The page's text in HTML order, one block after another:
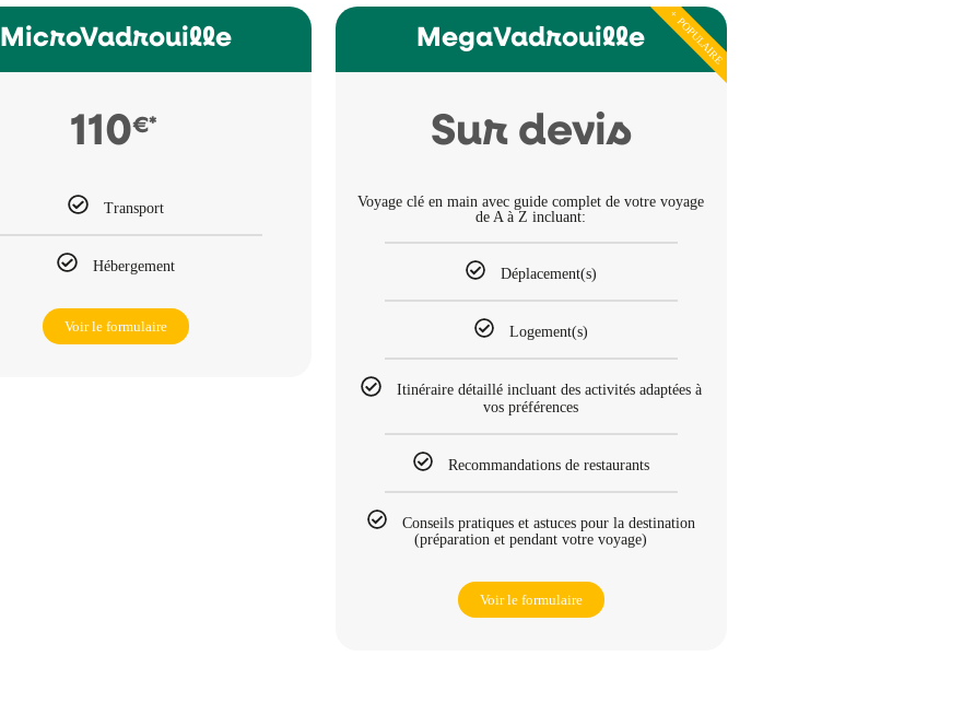
MicroVadrouille
110€*
Transport
Hébergement
Voir le formulaire
MegaVadrouille
Sur devis
Voyage clé en main avec guide complet de votre voyage
de A à Z incluant:
Déplacement(s)
Logement(s)
Itinéraire détaillé incluant des activités adaptées à
vos préférences
Recommandations de restaurants
Conseils pratiques et astuces pour la destination
(préparation et pendant votre voyage)
Voir le formulaire
+ POPULAIRE